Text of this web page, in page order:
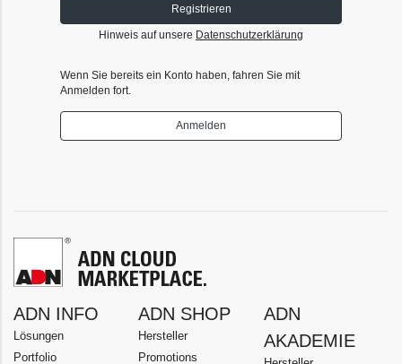
Registrieren
Hinweis auf unsere Datenschutzerklärung
Wenn Sie bereits ein Konto haben, fahren Sie mit
Anmelden fort.
Anmelden
ADN INFO
Lösungen
Portfolio
ADN SHOP
Hersteller
Promotions
ADN
AKADEMIE